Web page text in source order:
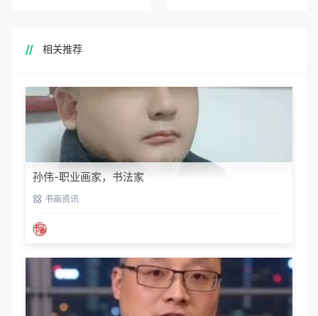
相关推荐
孙伟-职业画家，书法家
书画资讯